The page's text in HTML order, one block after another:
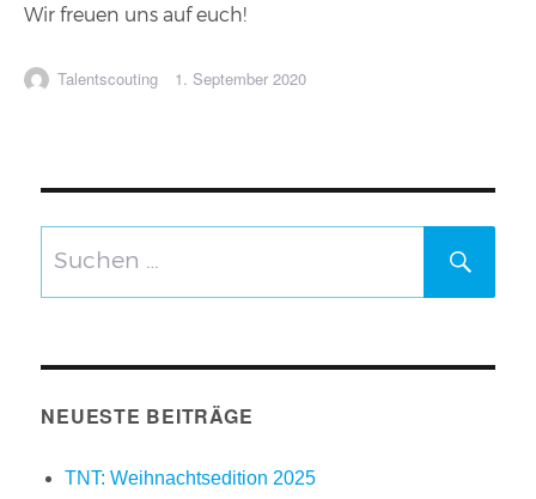
Wir freuen uns auf euch!
Autor
Talentscouting
Veröffentlicht
1. September 2020
nach:
NEUESTE BEITRÄGE
TNT: Weihnachtsedition 2025